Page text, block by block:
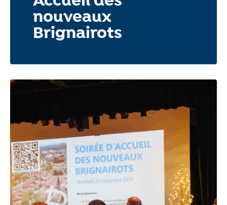
nouveaux
Brignairots
Culture et loisirs
Portails
Actualités
Recherche